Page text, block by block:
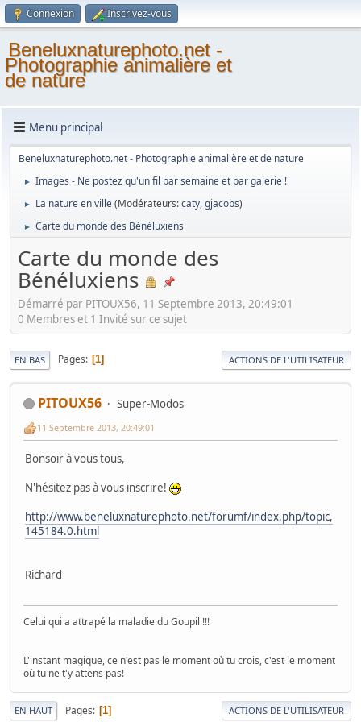
Connexion Inscrivez-vous
Beneluxnaturephoto.net -
Photographie animalière et
de nature
Menu principal
Beneluxnaturephoto.net - Photographie animalière et de nature
► Images - Ne postez qu'un fil par semaine et par galerie !
► La nature en ville(Modérateurs:caty,gjacobs)
► Carte du monde des Bénéluxiens
Carte du monde des
Bénéluxiens
Démarré par PITOUX56, 11 Septembre 2013, 20:49:01
0 Membres et 1 Invité sur ce sujet
EN BAS Pages 1 ACTIONS DE L'UTILISATEUR
PITOUX56 Super-Modos
11 Septembre 2013, 20:49:01
Bonsoir à vous tous,
N'hésitez pas à vous inscrire!
http://www.beneluxnaturephoto.net/forumf/index.php/topic,
145184.0.html
Richard
Celui qui a attrapé la maladie du Goupil !!!
L'instant magique, ce n'est pas le moment où tu crois, c'est le moment
où tu ne t'y attens pas!
EN HAUT Pages 1 ACTIONS DE L'UTILISATEUR